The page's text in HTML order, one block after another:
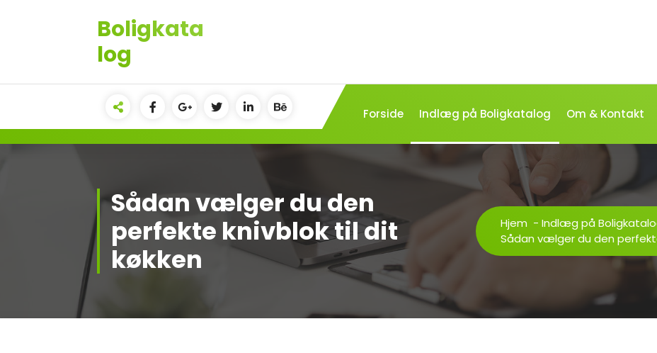
Boligkata
log
Forside Indlæg på Boligkatalog Om & Kontakt
Sådan vælger du den
perfekte knivblok til dit
køkken
Hjem - Indlæg på
Sådan vælger du den